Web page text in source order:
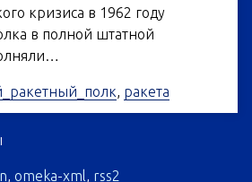
кризиса в 1962 году
в полной штатной
, ракета
, omeka-xml, rss2